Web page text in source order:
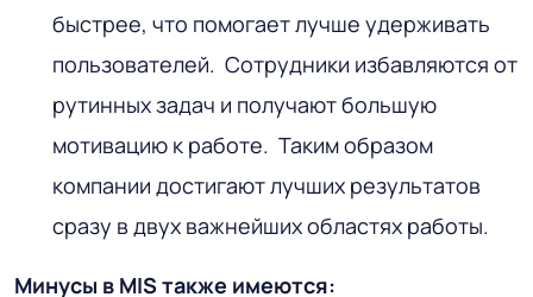
быстрее, что помогает лучше удерживать
пользователей. Сотрудники избавляются от
рутинных задач и получают большую
мотивацию к работе. Таким образом
компании достигают лучших результатов
сразу в двух важнейших областях работы.
Минусы в MIS также имеются: